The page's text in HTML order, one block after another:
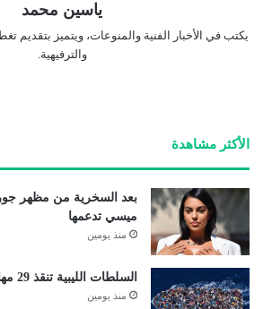
ياسين محمد
يكتب في الأخبار الفنية والمنوعات، ويتميز بتقديم
والترفيهية.
الأكثر مشاهدة
بعد السخرية من مظهر
ميسي تدعمها
منذ يومين
السلطات الليبية تنقذ 29 مهاجرًا غير نظامي
منذ يومين